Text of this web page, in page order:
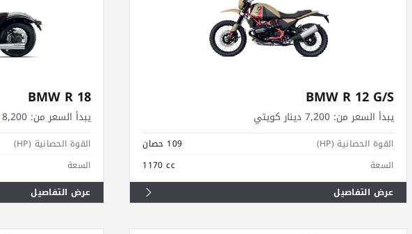
BMW R 12 G/S
يبدأ السعر من:
القوة الحصانية (HP)
109 حصان
السعة
1170 cc
عرض التفاصيل
BMW R 18
يبدأ السعر من:
القوة الحصانية (HP)
السعة
عرض التفاصيل